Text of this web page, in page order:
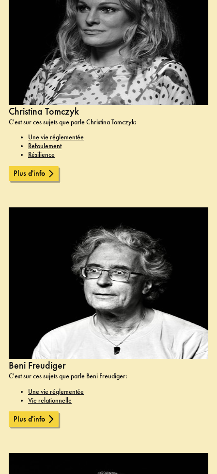
Christina Tomczyk
C'est sur ces sujets que parle Christina Tomczyk:
Une vie réglementée
Refoulement
Résilience
Plus d'info
Beni Freudiger
C'est sur ces sujets que parle Beni Freudiger:
Une vie réglementée
Vie relationnelle
Plus d'info